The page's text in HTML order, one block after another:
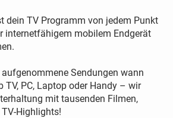
dein TV Programm von jedem Punkt
internetfähigem mobilem Endgerät
Sendungen wann
TV, PC, Laptop oder Handy – wir
mit tausenden Filmen,
Highlights!